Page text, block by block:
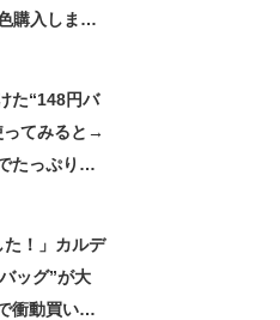
購入しまし
た“148円バ
ってみると→
たっぷり入
た！」カルデ
ッグ”が大
衝動買い」